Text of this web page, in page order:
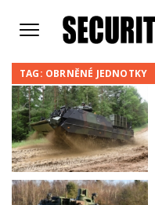
TAG: OBRNĚNÉ JEDNOTKY